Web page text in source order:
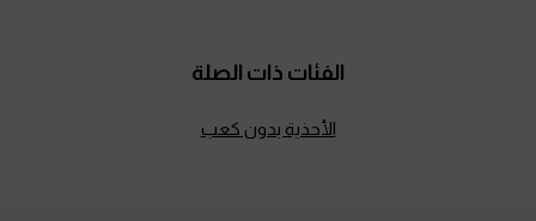
الفئات ذات الصلة
الأحذية بدون كعب